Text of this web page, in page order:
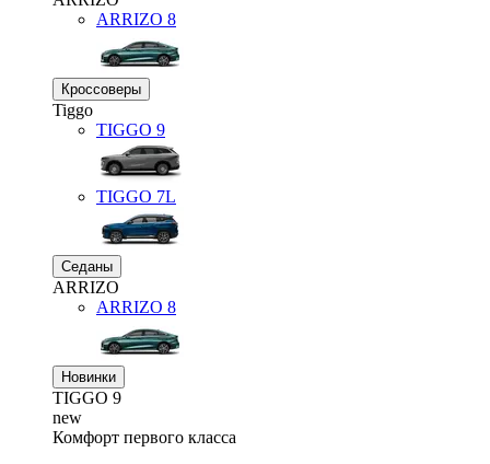
ARRIZO 8
Кроссоверы
Tiggo
TIGGO 9
TIGGO 7L
Седаны
ARRIZO
ARRIZO 8
Новинки
TIGGO 9
new
Комфорт первого класса